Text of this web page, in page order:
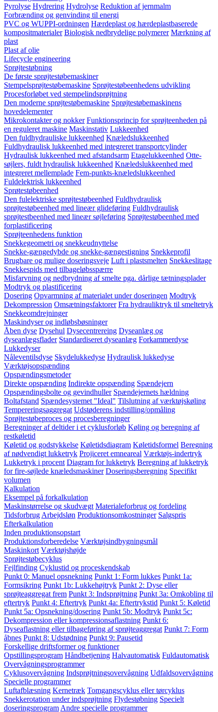
Pyrolyse Hydrering Hydrolyse Reduktion af jernmalm
Forbrænding og genvinding til energi
PVC og WUPPI-ordningen Hærdeplast og hærdeplastbaserede
kompositmaterialer Biologisk nedbrydelige polymerer Mærkning af
plast
Plast af olie
Lifecycle engineering
Sprøjtestøbning
De første sprøjtestøbemaskiner
Stempelsprøjtestøbemaskine Sprøjtestøbeenhedens udvikling
Procesforløbet ved stempelindsprøjtning
Den moderne sprøjtestøbemaskine Sprøjtestøbemaskinens
hovedelementer
Mikrokontakter og nokker Funktionsprincip for sprøjteenheden på
en reguleret maskine Maskinstativ Lukkeenhed
Den fuldhydrauliske lukkeenhed Knæledslukkeenhed
Fuldhydraulisk lukkeenhed med integreret transportcylinder
Hydraulisk lukkeenhed med afstandsarm Etagelukkeenhed Otte-
søjlers, fuldt hydraulisk lukkeenhed Knæledslukkeenhed med
integreret mellemplade Fem-punkts-knæledslukkeenhed
Fuldelektrisk lukkeenhed
Sprøtestøbeenhed
Den fulelektriske sprøjtestøbeenhed Fuldhydraulisk
sprøjtestøbeenhed med lineær glideføring Fuldhydraulisk
sprøjtestbeenhed med lineær søjleføring Sprøjtestøbeenhed med
forplastificering
Sprøjteenhedens funktion
Snekkegeometri og snekkeudnyttelse
Snekke-gængedybde og snekke-gængestigning Snekkeprofil
Brugbare og mulige doseringsveje Luft i plastsmelten Snekkeslitage
Snekkespids med tilbageløbsspærre
Misfarvning og nedbrydning af smelte pga. dårlige tætningsplader
Modtryk og plastificering
Dosering Opvarmning af materialet under doseringen Modtryk
Dekompression Omsætningsfaktorer Fra hydrauliktryk til smeltetryk
Snekkeomdrejninger
Maskindyser og indløbsbøsninger
Åben dyse Dysehul Dysecentrereing Dyseanlæg og
dyseanlægsflader Standardiseret dyseanlæg Forkammerdyse
Lukkedyser
Nåleventilsdyse Skydelukkedyse Hydraulisk lukkedyse
Værktøjsopspænding
Opspændingsmetoder
Direkte opspænding Indirekte opspænding Spændejern
Opspændingsbolte og gevindhuller Spændejernets hældning
Boltafstand Spændesystemet "Ideal" Tilslutning af værktøjskøling
Tempereringsaggregat Udstøderens indstilling/opmåling
Sprøjtestøbeproces og procesberegninger
Beregninger af deltider i et cyklusforløb Køling og beregning af
restkøletid
Køletid og godstykkelse Køletidsdiagram Køletidsformel Beregning
af nødvendigt lukketryk Projiceret emneareal Værktøjs-indertryk
Lukketryk i procent Diagram for lukketryk Beregning af lukketryk
for fire-søjlede knæledsmaskiner Doseringsberegning Specifikt
volumen
Kalkulation
Eksempel på forkalkulation
Maskinstørrelse og skudvægt Materialeforbrug og fordeling
Tidsforbrug Arbejdsløn Produktionsomkostninger Salgspris
Efterkalkulation
Inden produktionsopstart
Produktionsforberedelse Værktøjsindbygningsmål
Maskinkort Værktøjshøjde
Sprøjtestøbecyklus
Fejlfinding Cyklustid og proceskendskab
Punkt 0: Manuel opsnekning Punkt 1: Form lukkes Punkt 1a:
Formsikring Punkt 1b: Lukkehøjtryk Punkt 2: Dyse eller
sprøjteaggregat frem Punkt 3: Indsprøjtning Punkt 3a: Omkobling til
eftertryk Punkt 4: Eftertryk Punkt 4a: Eftertrykstid Punkt 5: Køletid
Punkt 5a: Opsnekning/dosering Punkt 5b: Modtryk Punkt 5c:
Dekompression eller kompressionsaflastning Punkt 6:
Dyseaflastning eller tilbageføring af sprøjteaggregat Punkt 7: Form
åbnes Punkt 8: Udstødning Punkt 9: Pausetid
Forskellige driftsformer og funktioner
Opstillingsprogram Håndbetjening Halvautomatisk Fuldautomatisk
Overvågningsprogrammer
Cyklusovervågning Indsprøjtningsovervågning Udfaldsovervågning
Specielle programmer
Luftafblæsning Kernetræk Tomgangscyklus eller tørcyklus
Snekkerotation under indsprøjtning Flydestøbning Specielt
doseringsprogram Andre specielle programmer